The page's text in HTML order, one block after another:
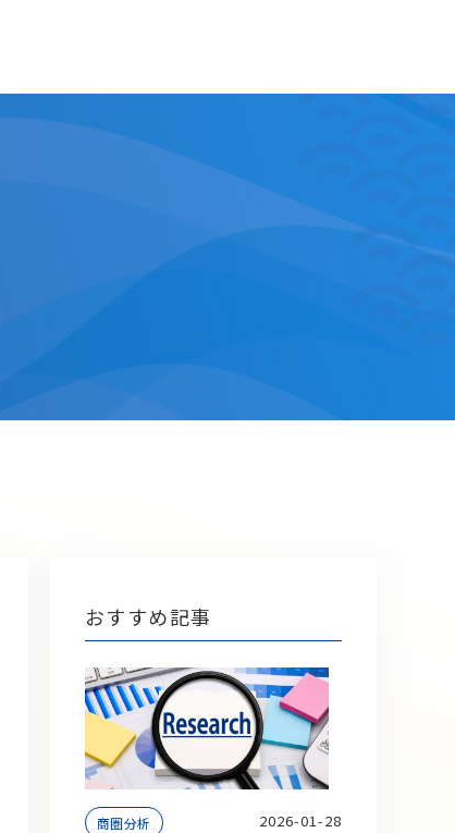
おすすめ記事
商圏分析 2026-01-28